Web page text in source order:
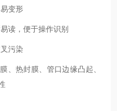
变形
读，便于操作识别
污染
、热封膜、管口边缘凸起、